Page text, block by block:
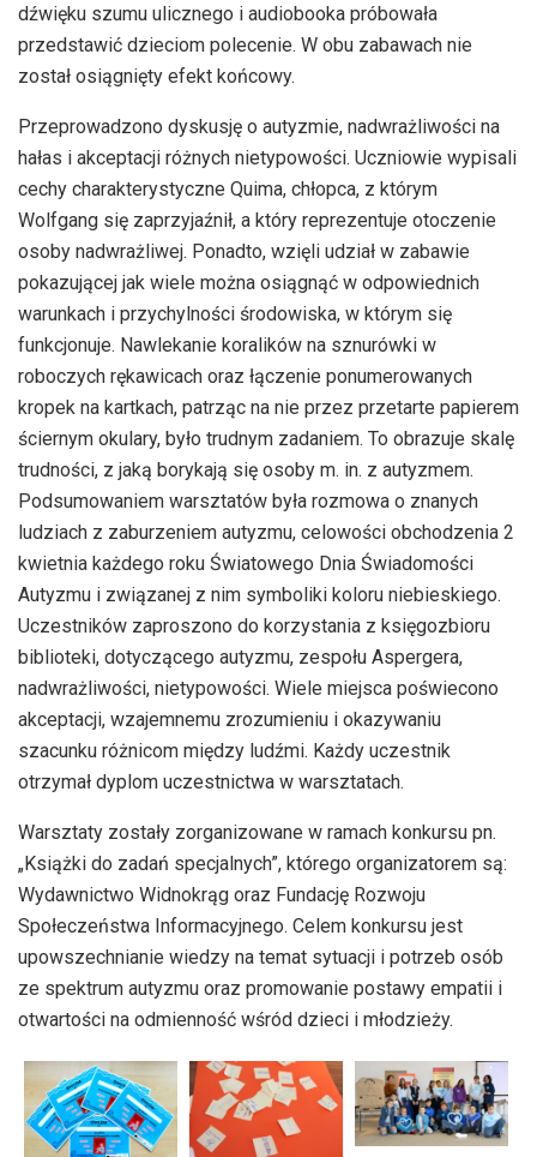
dźwięku szumu ulicznego i audiobooka próbowała
przedstawić dzieciom polecenie. W obu zabawach nie
został osiągnięty efekt końcowy.
Przeprowadzono dyskusję o autyzmie, nadwrażliwości na
hałas i akceptacji różnych nietypowości. Uczniowie wypisali
cechy charakterystyczne Quima, chłopca, z którym
Wolfgang się zaprzyjaźnił, a który reprezentuje otoczenie
osoby nadwrażliwej. Ponadto, wzięli udział w zabawie
pokazującej jak wiele można osiągnąć w odpowiednich
warunkach i przychylności środowiska, w którym się
funkcjonuje. Nawlekanie koralików na sznurówki w
roboczych rękawicach oraz łączenie ponumerowanych
kropek na kartkach, patrząc na nie przez przetarte papierem
ściernym okulary, było trudnym zadaniem. To obrazuje skalę
trudności, z jaką borykają się osoby m. in. z autyzmem.
Podsumowaniem warsztatów była rozmowa o znanych
ludziach z zaburzeniem autyzmu, celowości obchodzenia 2
kwietnia każdego roku Światowego Dnia Świadomości
Autyzmu i związanej z nim symboliki koloru niebieskiego.
Uczestników zaproszono do korzystania z księgozbioru
biblioteki, dotyczącego autyzmu, zespołu Aspergera,
nadwrażliwości, nietypowości. Wiele miejsca poświecono
akceptacji, wzajemnemu zrozumieniu i okazywaniu
szacunku różnicom między ludźmi. Każdy uczestnik
otrzymał dyplom uczestnictwa w warsztatach.
Warsztaty zostały zorganizowane w ramach konkursu pn.
„Książki do zadań specjalnych”, którego organizatorem są:
Wydawnictwo Widnokrąg oraz Fundację Rozwoju
Społeczeństwa Informacyjnego. Celem konkursu jest
upowszechnianie wiedzy na temat sytuacji i potrzeb osób
ze spektrum autyzmu oraz promowanie postawy empatii i
otwartości na odmienność wśród dzieci i młodzieży.